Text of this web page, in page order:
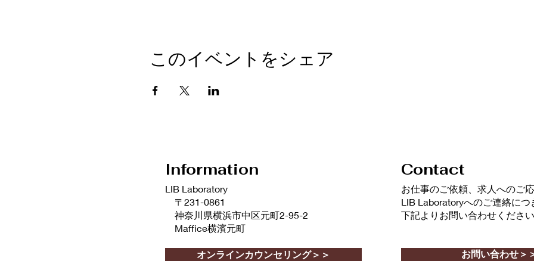
このイベントをシェア
Information
LIB Laboratory
〒231-0861
神奈川県横浜市中区元町2-95-2
Maffice横濱元町
info@liblaboratory.com
オンラインカウンセリング＞＞
Contact
お仕事のご依頼、求人へのご応
LIB Laboratoryへのご連絡につ
下記よりお問い合わせください
お問い合わせ＞